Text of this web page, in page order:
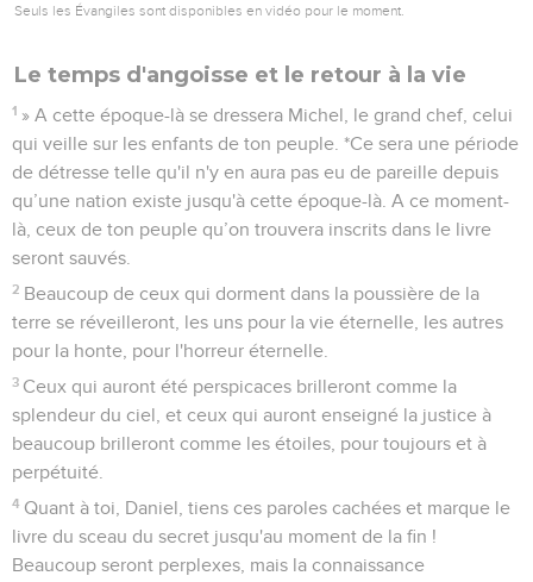
Seuls les Évangiles sont disponibles en vidéo pour le moment.
Le temps d'angoisse et le retour à la vie
1 » A cette époque-là se dressera Michel, le grand chef, celui
qui veille sur les enfants de ton peuple. *Ce sera une période
de détresse telle qu'il n'y en aura pas eu de pareille depuis
qu’une nation existe jusqu'à cette époque-là. A ce moment-
là, ceux de ton peuple qu’on trouvera inscrits dans le livre
seront sauvés.
2 Beaucoup de ceux qui dorment dans la poussière de la
terre se réveilleront, les uns pour la vie éternelle, les autres
pour la honte, pour l'horreur éternelle.
3 Ceux qui auront été perspicaces brilleront comme la
splendeur du ciel, et ceux qui auront enseigné la justice à
beaucoup brilleront comme les étoiles, pour toujours et à
perpétuité.
4 Quant à toi, Daniel, tiens ces paroles cachées et marque le
livre du sceau du secret jusqu'au moment de la fin !
Beaucoup seront perplexes, mais la connaissance